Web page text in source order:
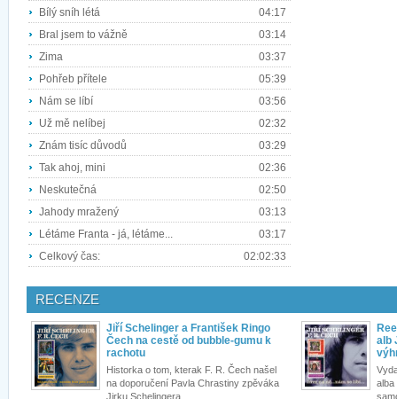
Bílý sníh létá
04:17
Bral jsem to vážně
03:14
Zima
03:37
Pohřeb přítele
05:39
Nám se líbí
03:56
Už mě nelíbej
02:32
Znám tisíc důvodů
03:29
Tak ahoj, mini
02:36
Neskutečná
02:50
Jahody mražený
03:13
Létáme Franta - já, létáme...
03:17
Celkový čas:
02:02:33
RECENZE
Jiří Schelinger a František Ringo
Čech na cestě od bubble-gumu k
rachotu
Historka o tom, kterak F. R. Čech našel
na doporučení Pavla Chrastiny zpěváka
Jirku Schelingera,...
alb
alba